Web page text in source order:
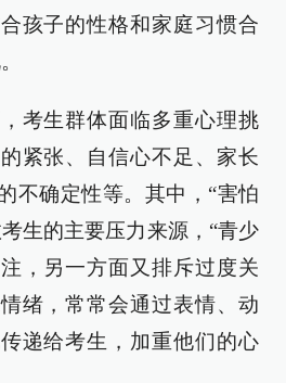
孩子的性格和家庭习惯合
考生群体面临多重心理挑
紧张、自信心不足、家长
不确定性等。其中，“害怕
生的主要压力来源，“青少
，另一方面又排斥过度关
绪，常常会通过表情、动
递给考生，加重他们的心